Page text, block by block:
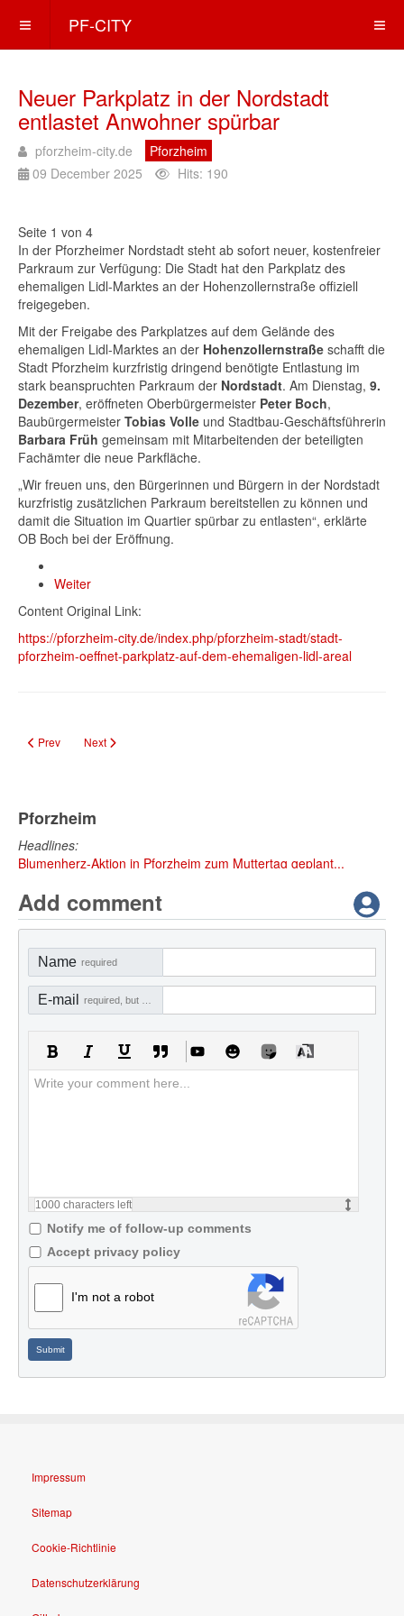
PF-CITY
Neuer Parkplatz in der Nordstadt
entlastet Anwohner spürbar
pforzheim-city.de
Pforzheim
09 December 2025
Hits: 190
Seite 1 von 4
In der Pforzheimer Nordstadt steht ab sofort neuer, kostenfreier
Parkraum zur Verfügung: Die Stadt hat den Parkplatz des
ehemaligen Lidl-Marktes an der Hohenzollernstraße offiziell
freigegeben.
Mit der Freigabe des Parkplatzes auf dem Gelände des
ehemaligen Lidl-Marktes an der Hohenzollernstraße schafft die
Stadt Pforzheim kurzfristig dringend benötigte Entlastung im
stark beanspruchten Parkraum der Nordstadt. Am Dienstag, 9.
Dezember, eröffneten Oberbürgermeister Peter Boch,
Baubürgermeister Tobias Volle und Stadtbau-Geschäftsführerin
Barbara Früh gemeinsam mit Mitarbeitenden der beteiligten
Fachämter die neue Parkfläche.
„Wir freuen uns, den Bürgerinnen und Bürgern in der Nordstadt
kurzfristig zusätzlichen Parkraum bereitstellen zu können und
damit die Situation im Quartier spürbar zu entlasten“, erklärte
OB Boch bei der Eröffnung.
Weiter
Content Original Link:
https://pforzheim-city.de/index.php/pforzheim-stadt/stadt-
pforzheim-oeffnet-parkplatz-auf-dem-ehemaligen-lidl-areal
Previous article: Wertstoffhof Huchenfeld am 12. und 13. Dezember
Prev Next article: Pforzheim eröffnet neuen Pfälzerplatz – ein
Next
Pforzheim
Headlines:
Blumenherz-Aktion in Pforzheim zum Muttertag geplant...
Add comment
Name required
E-mail
1000 characters left
Notify me of follow-up comments
Accept privacy policy
I'm not a robot
Submit
Impressum
Sitemap
Cookie-Richtlinie
Datenschutzerklärung